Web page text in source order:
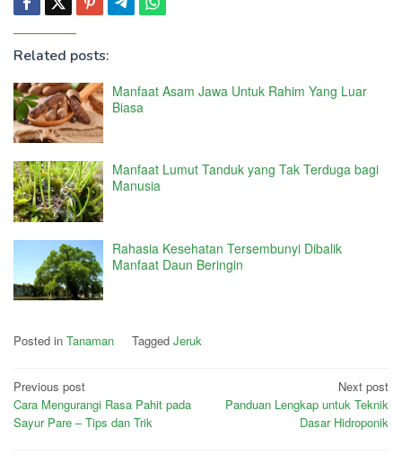
Related posts:
Manfaat Asam Jawa Untuk Rahim Yang Luar
Biasa
Manfaat Lumut Tanduk yang Tak Terduga bagi
Manusia
Rahasia Kesehatan Tersembunyi Dibalik
Manfaat Daun Beringin
Posted in Tanaman Tagged Jeruk
Post
navigation
Previous post
Cara Mengurangi Rasa Pahit pada
Sayur Pare – Tips dan Trik
Next post
Panduan Lengkap untuk Teknik
Dasar Hidroponik